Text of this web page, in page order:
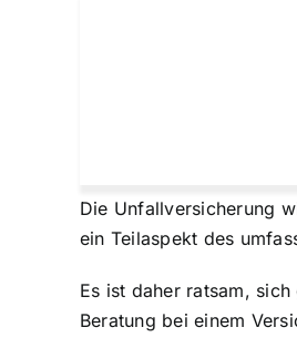
Die Unfallversicherung
ein Teilaspekt des
Es ist daher ratsam,
Beratung bei einem